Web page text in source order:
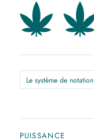
Le système de notation
PUISSANCE